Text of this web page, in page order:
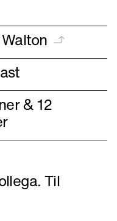
& 12
Til